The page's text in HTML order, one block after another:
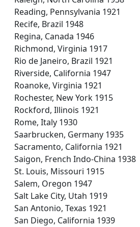
Reading, Pennsylvania 1921
Recife, Brazil 1948
Regina, Canada 1946
Richmond, Virginia 1917
Rio de Janeiro, Brazil 1921
Riverside, California 1947
Roanoke, Virginia 1921
Rochester, New York 1915
Rockford, Illinois 1921
Rome, Italy 1930
Saarbrucken, Germany 1935
Sacramento, California 1921
Saigon, French Indo-China 1938
St. Louis, Missouri 1915
Salem, Oregon 1947
Salt Lake City, Utah 1919
San Antonio, Texas 1921
San Diego, California 1939